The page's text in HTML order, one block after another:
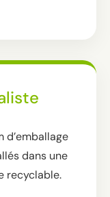
d’emballage
dans une
recyclable.